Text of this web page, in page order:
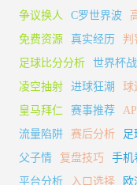
争议换人 C罗世界波
免费资源
真实经历 判
足球比分分析
世界杯
凌空抽射
进球狂潮 球
皇马拜仁
赛事推荐
流量陷阱
赛后分析 足
父子情
复盘技巧 手机
平台分析
入口选择 欧